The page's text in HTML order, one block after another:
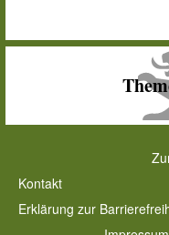
Kontakt
Erklärung zur